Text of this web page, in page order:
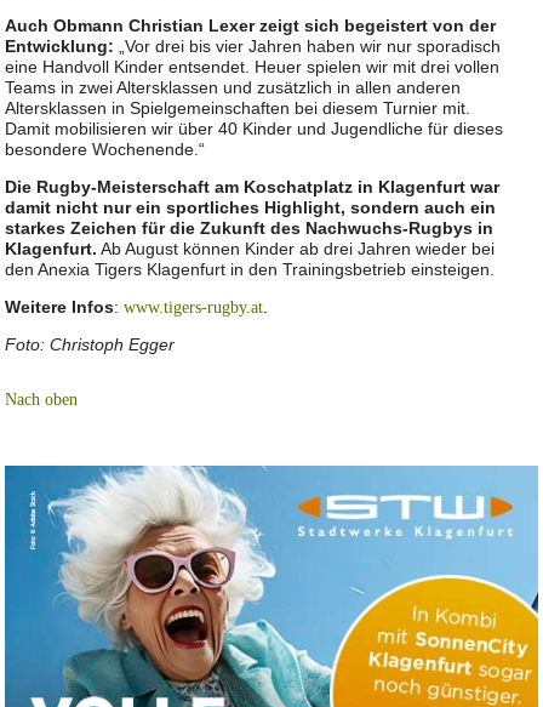
Auch Obmann Christian Lexer zeigt sich begeistert von der
Entwicklung: „Vor drei bis vier Jahren haben wir nur sporadisch
eine Handvoll Kinder entsendet. Heuer spielen wir mit drei vollen
Teams in zwei Altersklassen und zusätzlich in allen anderen
Altersklassen in Spielgemeinschaften bei diesem Turnier mit.
Damit mobilisieren wir über 40 Kinder und Jugendliche für dieses
besondere Wochenende.“
Die Rugby-Meisterschaft am Koschatplatz in Klagenfurt war
damit nicht nur ein sportliches Highlight, sondern auch ein
starkes Zeichen für die Zukunft des Nachwuchs-Rugbys in
Klagenfurt. Ab August können Kinder ab drei Jahren wieder bei
den Anexia Tigers Klagenfurt in den Trainingsbetrieb einsteigen.
Weitere Infos:www.tigers-rugby.at.
Foto: Christoph Egger
Nach oben